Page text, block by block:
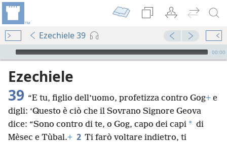
Ezechiele 39
Audio Player
00:00
Ezechiele
39 “E tu, figlio dell’uomo, profetizza contro Gog+ e
digli: ‘Questo è ciò che il Sovrano Signore Geova
dice: “Sono contro di te, o Gog, capo dei capi * di
Mèsec e Tùbal.+ 2 Ti farò voltare indietro, ti